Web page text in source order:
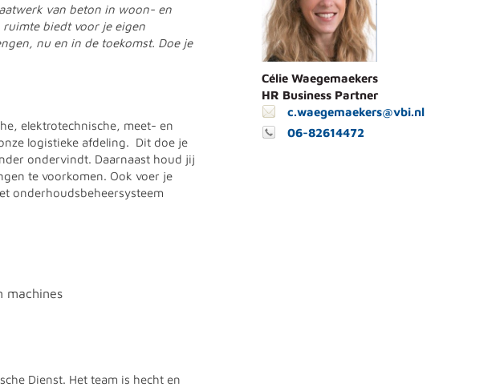
van beton in woon- en
biedt voor je eigen
nu en in de toekomst. Doe je
elektrotechnische, meet- en
logistieke afdeling. Dit doe je
ondervindt. Daarnaast houd jij
te voorkomen. Ook voer je
onderhoudsbeheersysteem
machines
Dienst. Het team is hecht en
Célie Waegemaekers
HR Business Partner
c.waegemaekers@vbi.nl
06-82614472